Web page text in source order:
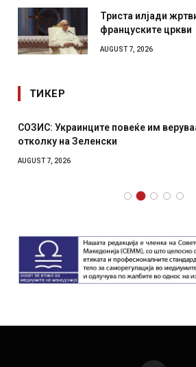
Триста илјади
француските цркви
AUGUST 7, 2026
ТИКЕР
СОЗИС: Украинците повеќе им
отколку на Зеленски
AUGUST 7, 2026